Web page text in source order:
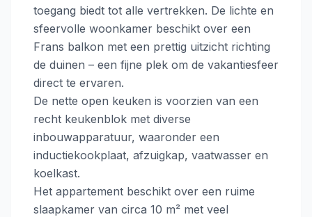
toegang biedt tot alle vertrekken. De lichte en
sfeervolle woonkamer beschikt over een
Frans balkon met een prettig uitzicht richting
de duinen – een fijne plek om de vakantiesfeer
direct te ervaren.
De nette open keuken is voorzien van een
recht keukenblok met diverse
inbouwapparatuur, waaronder een
inductiekookplaat, afzuigkap, vaatwasser en
koelkast.
Het appartement beschikt over een ruime
slaapkamer van circa 10 m² met veel